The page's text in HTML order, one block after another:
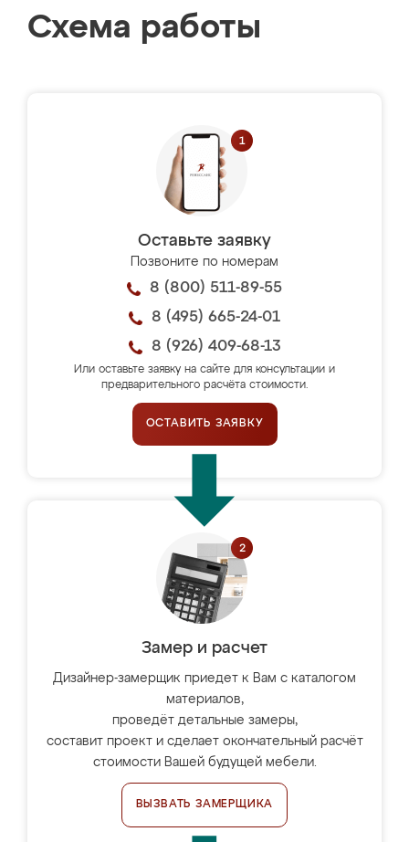
Схема работы
Оставьте заявку
Позвоните по номерам
8 (800) 511-89-55
8 (495) 665-24-01
8 (926) 409-68-13
Или оставьте заявку на сайте для консультации и
предварительного расчёта стоимости.
ОСТАВИТЬ ЗАЯВКУ
Замер и расчет
Дизайнер-замерщик приедет к Вам с каталогом
материалов,
проведёт детальные замеры,
составит проект и сделает окончательный расчёт
стоимости Вашей будущей мебели.
ВЫЗВАТЬ ЗАМЕРЩИКА